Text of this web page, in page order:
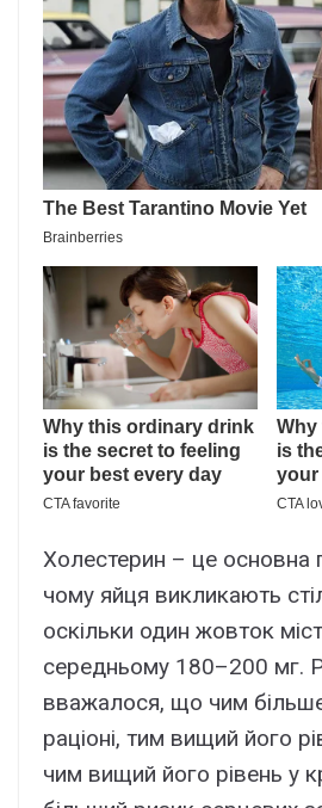
Холестерин – це основна
чому яйця викликають
оскільки один жовток
середньому 180–200 мг.
вважалося, що чим
раціоні, тим вищий його
чим вищий його рівень у